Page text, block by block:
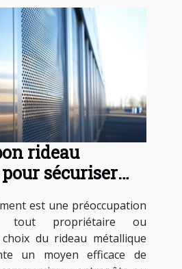
rideau
sécuriser
est une préoccupation
tout propriétaire ou
du rideau métallique
un moyen efficace de